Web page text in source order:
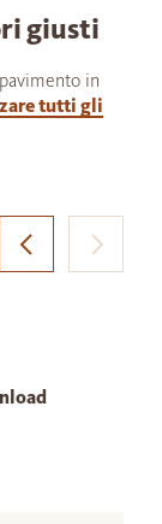
giusti
in
tutti gli